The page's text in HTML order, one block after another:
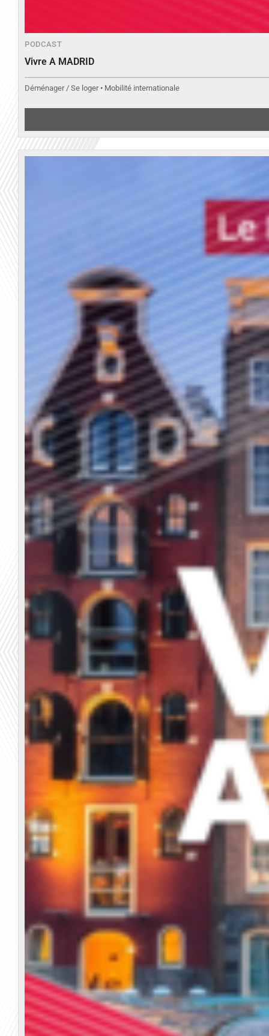
PODCAST
Vivre A MADRID
Déménager / Se loger • Mobilité internationale